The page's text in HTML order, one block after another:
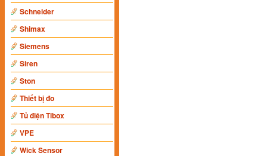
Schneider
Shimax
Siemens
Siren
Ston
Thiết bị đo
Tủ điện Tibox
VPE
Wick Sensor